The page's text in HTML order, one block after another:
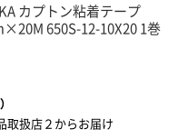
カプトン粘着テープ
650S-12-10X20 1巻
取扱店２からお届け